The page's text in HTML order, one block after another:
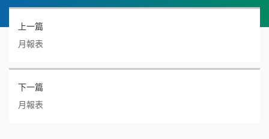
上一篇
月報表
下一篇
月報表